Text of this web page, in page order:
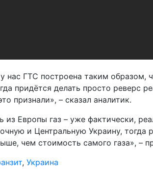
нас ГТС построена таким образом,
придётся делать просто реверс
признали», – сказал аналитик.
из Европы газ – уже фактически,
и Центральную Украину, тогда
чем стоимость самого газа», –
, Украина